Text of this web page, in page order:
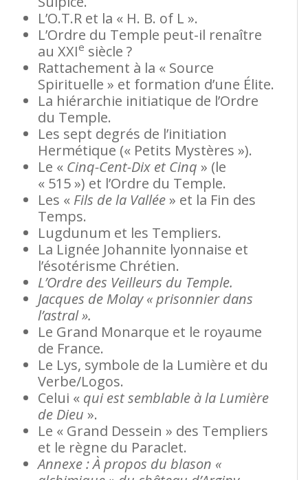
L’O.T.R et la « H. B. of L ».
L’Ordre du Temple peut-il renaître
au XXIe siècle ?
Rattachement à la « Source
Spirituelle » et formation d’une Élite.
La hiérarchie initiatique de l’Ordre
du Temple.
Les sept degrés de l’initiation
Hermétique (« Petits Mystères »).
Le « Cinq-Cent-Dix et Cinq » (le
« 515 ») et l’Ordre du Temple.
Les « Fils de la Vallée» et la Fin des
Temps.
Lugdunum et les Templiers.
La Lignée Johannite lyonnaise et
l’ésotérisme Chrétien.
L’Ordre des Veilleurs du Temple.
Jacques de Molay « prisonnier dans
l’astral ».
Le Grand Monarque et le royaume
de France.
Le Lys, symbole de la Lumière et du
Verbe/Logos.
Celui « qui est semblable à la Lumière
de Dieu ».
Le « Grand Dessein » des Templiers
et le règne du Paraclet.
Annexe : À propos du blason «